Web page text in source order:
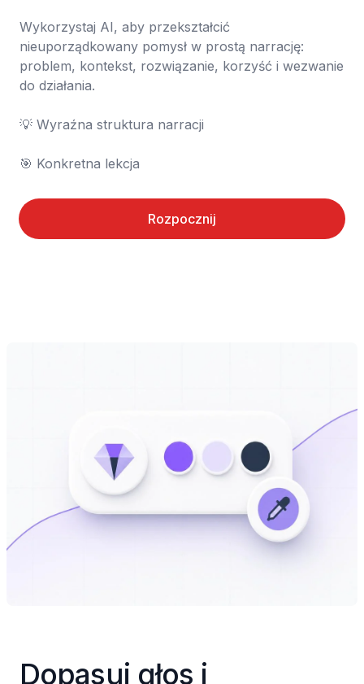
Wykorzystaj AI, aby przekształcić
nieuporządkowany pomysł w prostą narrację:
problem, kontekst, rozwiązanie, korzyść i wezwanie
do działania.
💡 Wyraźna struktura narracji
🎯 Konkretna lekcja
Rozpocznij
Dopasuj głos i